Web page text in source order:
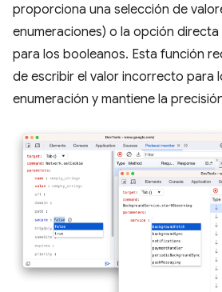
proporciona una selección de
enumeraciones) o la opción
para los booleanos. Esta función
de escribir el valor incorrecto para
enumeración y mantiene la